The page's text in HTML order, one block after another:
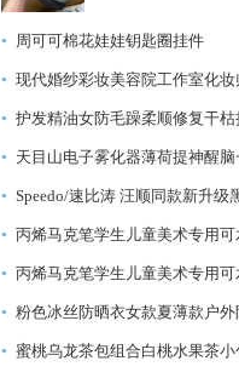
周可可棉花娃娃钥匙圈挂件